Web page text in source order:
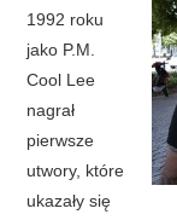
1992 roku
jako P.M.
Cool Lee
nagrał
pierwsze
utwory, które
ukazały się